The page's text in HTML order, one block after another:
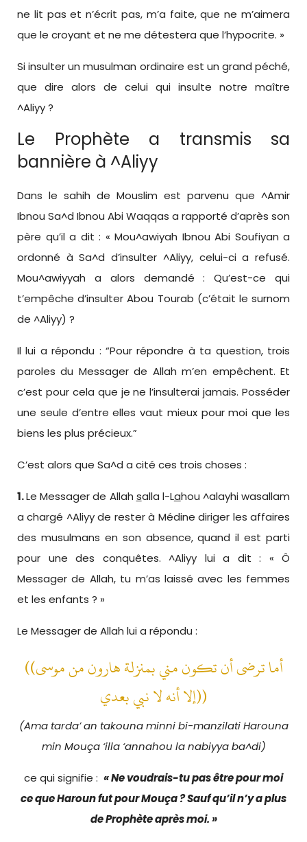
ne lit pas et n’écrit pas, m’a faite, que ne m’aimera
que le croyant et ne me détestera que l’hypocrite. »
Si insulter un musulman ordinaire est un grand péché,
que dire alors de celui qui insulte notre maître
^Aliyy ?
Le Prophète a transmis sa
bannière à ^Aliyy
Dans le sahih de Mouslim est parvenu que ^Amir
Ibnou Sa^d Ibnou Abi Waqqas a rapporté d’après son
père qu’il a dit : « Mou^awiyah Ibnou Abi Soufiyan a
ordonné à Sa^d d’insulter ^Aliyy, celui-ci a refusé.
Mou^awiyyah a alors demandé : Qu’est-ce qui
t’empêche d’insulter Abou Tourab (c’était le surnom
de ^Aliyy) ?
Il lui a répondu : “Pour répondre à ta question, trois
paroles du Messager de Allah m’en empêchent. Et
c’est pour cela que je ne l’insulterai jamais. Posséder
une seule d’entre elles vaut mieux pour moi que les
biens les plus précieux.”
C’est alors que Sa^d a cité ces trois choses :
1.Le Messager de Allah salla l-Lahou ^alayhi wasallam
a chargé ^Aliyy de rester à Médine diriger les affaires
des musulmans en son absence, quand il est parti
pour une des conquêtes. ^Aliyy lui a dit : « Ô
Messager de Allah, tu m’as laissé avec les femmes
et les enfants ? »
Le Messager de Allah lui a répondu :
((أما ترضى أن تكون مني بمنزلة هارون من موسى
إلا أنه لا نبي بعدي))
(Ama tarda’ an takouna minni bi-manzilati Harouna
min Mouça ‘illa ‘annahou la nabiyya ba^di)
ce qui signifie : « Ne voudrais-tu pas être pour moi
ce que Haroun fut pour Mouça ? Sauf qu’il n’y a plus
de Prophète après moi. »